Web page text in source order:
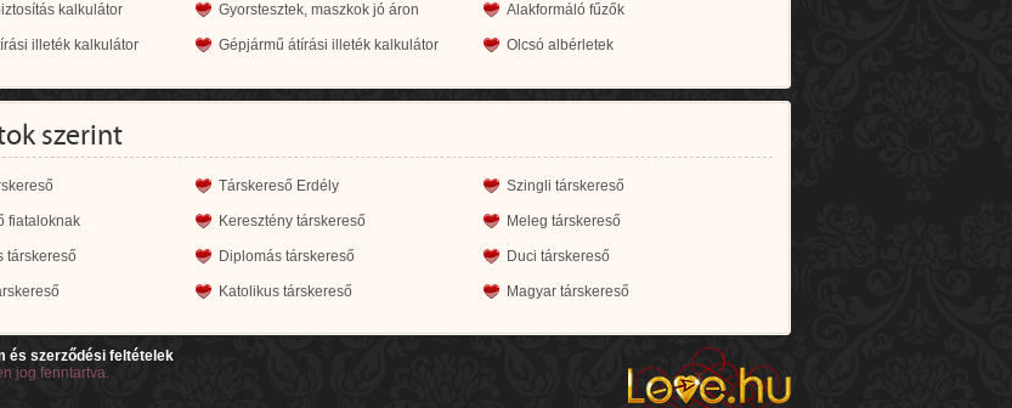
kalkulátor Gyorstesztek, maszkok jó áron Alakformáló fűzők
illeték kalkulátor Gépjármű átírási illeték kalkulátor Olcsó albérletek
szerint
Társkereső Erdély Szingli társkereső
fiataloknak Keresztény társkereső Meleg társkereső
társkereső Diplomás társkereső Duci társkereső
Katolikus társkereső Magyar társkereső
és szerződési feltételek
jog fenntartva.